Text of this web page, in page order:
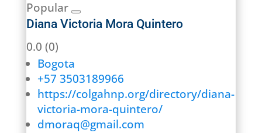
Popular
Diana Victoria Mora Quintero
0.0 (0)
Bogota
+57 3503189966
https://colgahnp.org/directory/diana-
victoria-mora-quintero/ ‎
dmoraq@gmail.com